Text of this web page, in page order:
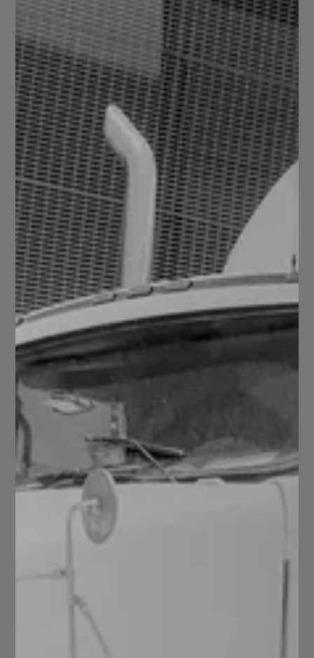
Tubular elíptico como un producto
especial
servadmn noviembre 28, 2024 No hay comentarios
El mundo de los materiales y estructuras ha avanzado
significativamente en las últimas décadas, y dentro de este
ámbito, el tubular elíptico ha ganado una posición de
relevancia. Este perfil…
Read more
7 Beneficios del servicio de corte
láser en nuestros tubulares
septiembre 27, 2024
El Servicio de Corte Láser ha revolucionado la industria de
precedentes en el procesamiento de materiales. Entre sus